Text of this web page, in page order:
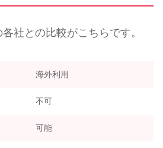
社との比較がこちらです。
海外利用
不可
可能